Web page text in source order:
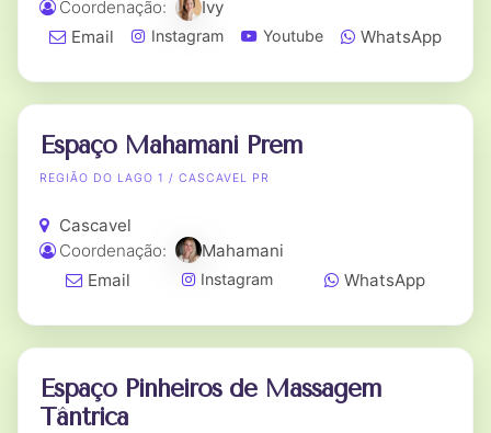
Coordenação:
Ivy
Email
Instagram Youtube WhatsApp
Espaço Mahamani Prem
REGIÃO DO LAGO 1 / CASCAVEL PR
Cascavel
Coordenação:
Mahamani
Email
Instagram WhatsApp
Espaço Pinheiros de Massagem
Tântrica